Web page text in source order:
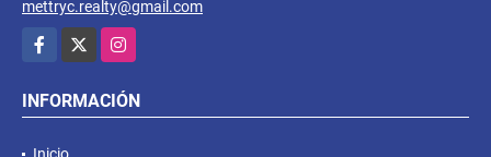
mettryc.realty@gmail.com
Facebook
Instagram
INFORMACIÓN